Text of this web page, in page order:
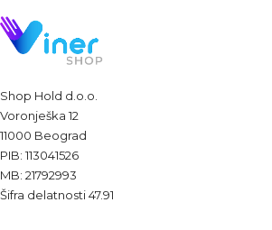
Shop Hold d.o.o.
Voronješka 12
11000 Beograd
PIB: 113041526
MB: 21792993
Šifra delatnosti 47.91